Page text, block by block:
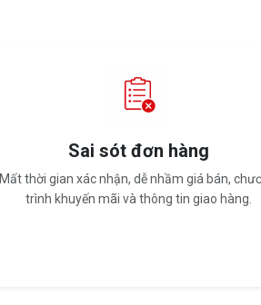
Sai sót đơn hàng
Mất thời gian xác nhận, dễ nhầm giá bán,
trình khuyến mãi và thông tin giao hàng.